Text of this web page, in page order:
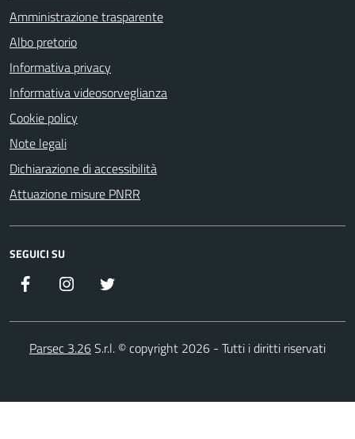
Amministrazione trasparente
Albo pretorio
Informativa privacy
Informativa videosorveglianza
Cookie policy
Note legali
Dichiarazione di accessibilità
Attuazione misure PNRR
SEGUICI SU
Facebook Instagram
Parsec 3.26S.r.l. © copyright 2026 - Tutti i diritti riservati